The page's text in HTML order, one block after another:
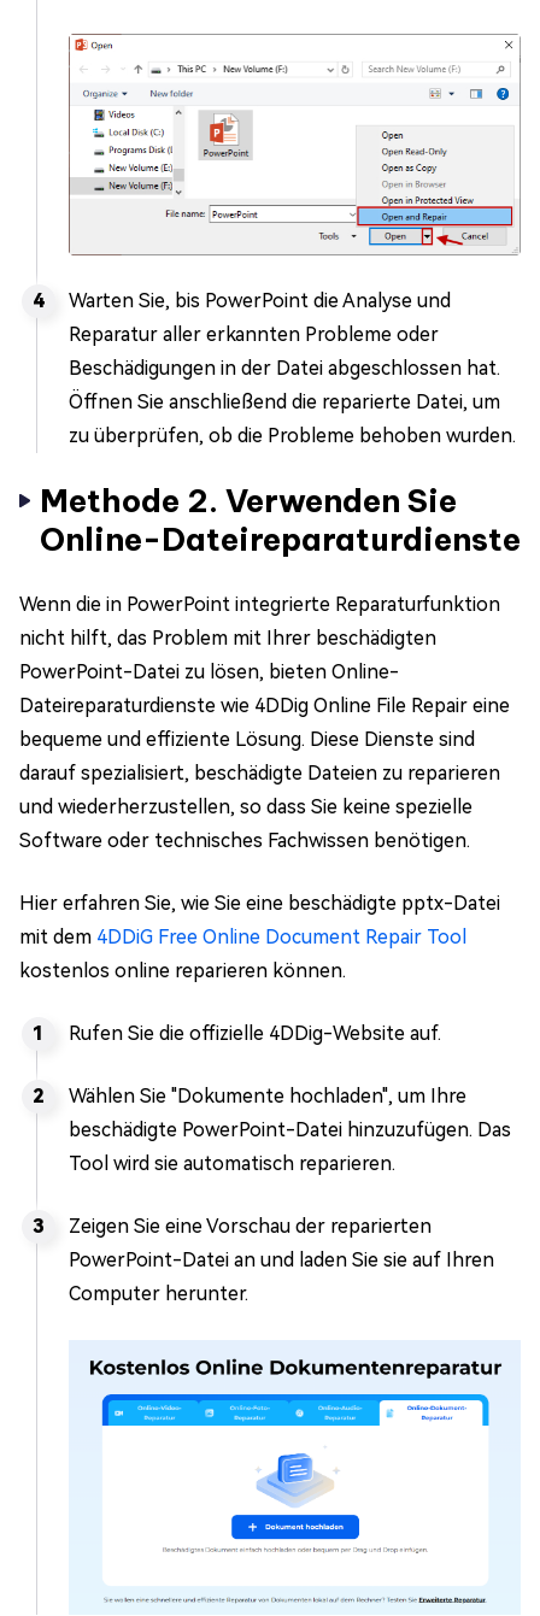
Warten Sie, bis PowerPoint die Analyse und
Reparatur aller erkannten Probleme oder
Beschädigungen in der Datei abgeschlossen hat.
Öffnen Sie anschließend die reparierte Datei, um
zu überprüfen, ob die Probleme behoben wurden.
Methode 2. Verwenden Sie
Online-Dateireparaturdienste
Wenn die in PowerPoint integrierte Reparaturfunktion
nicht hilft, das Problem mit Ihrer beschädigten
PowerPoint-Datei zu lösen, bieten Online-
Dateireparaturdienste wie 4DDig Online File Repair eine
bequeme und effiziente Lösung. Diese Dienste sind
darauf spezialisiert, beschädigte Dateien zu reparieren
und wiederherzustellen, so dass Sie keine spezielle
Software oder technisches Fachwissen benötigen.
Hier erfahren Sie, wie Sie eine beschädigte pptx-Datei
mit dem 4DDiG Free Online Document Repair Tool
kostenlos online reparieren können.
Rufen Sie die offizielle 4DDig-Website auf.
Wählen Sie "Dokumente hochladen", um Ihre
beschädigte PowerPoint-Datei hinzuzufügen. Das
Tool wird sie automatisch reparieren.
Zeigen Sie eine Vorschau der reparierten
PowerPoint-Datei an und laden Sie sie auf Ihren
Computer herunter.